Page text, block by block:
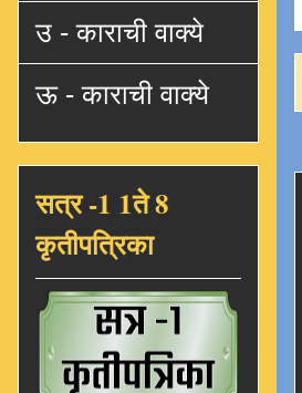
उ - काराची वाक्ये
ऊ - काराची वाक्ये
सत्र -1 1ते 8
कृतीपत्रिका